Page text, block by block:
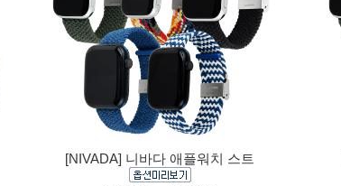
[NIVADA] 니바다 애플워치 스트